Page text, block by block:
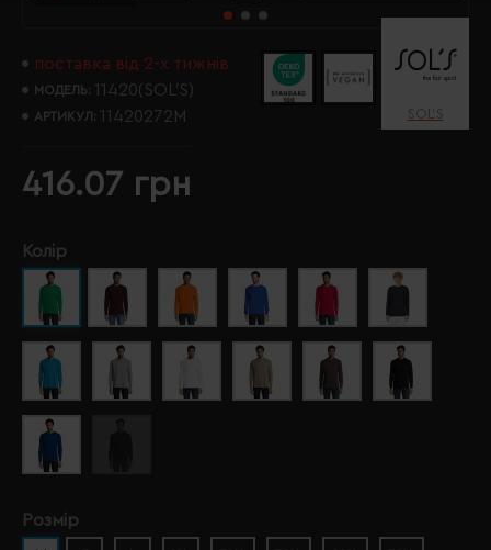
поставка від 2-х тижнів
МОДЕЛЬ: 11420(SOL’S)
АРТИКУЛ: 11420272M SOL’S
416.07 грн
Колір
Розмір